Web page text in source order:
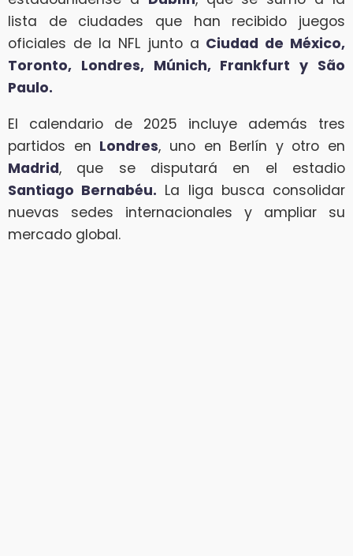
lista de ciudades que han recibido juegos
oficiales de la NFL junto a Ciudad de México,
Toronto, Londres, Múnich, Frankfurt y São
Paulo.
El calendario de 2025 incluye además tres
partidos en Londres, uno en Berlín y otro en
Madrid, que se disputará en el estadio
Santiago Bernabéu. La liga busca consolidar
nuevas sedes internacionales y ampliar su
mercado global.